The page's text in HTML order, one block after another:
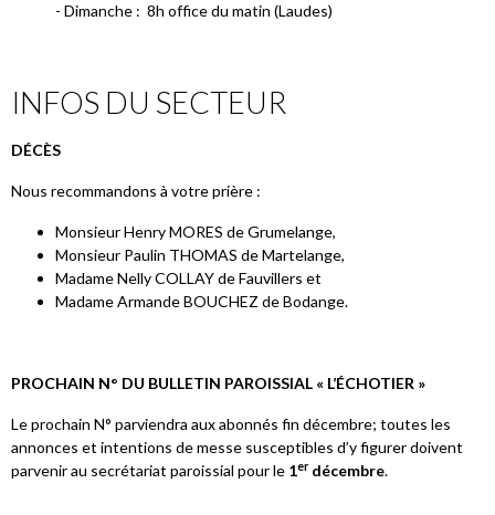
- Dimanche : 8h office du matin (Laudes)
INFOS DU SECTEUR
DÉCÈS
Nous recommandons à votre prière :
Monsieur Henry MORES de Grumelange,
Monsieur Paulin THOMAS de Martelange,
Madame Nelly COLLAY de Fauvillers et
Madame Armande BOUCHEZ de Bodange.
PROCHAIN N° DU BULLETIN PAROISSIAL « L’ÉCHOTIER »
Le prochain N° parviendra aux abonnés fin décembre; toutes les
annonces et intentions de messe susceptibles d’y figurer doivent
parvenir au secrétariat paroissial pour le 1erdécembre.